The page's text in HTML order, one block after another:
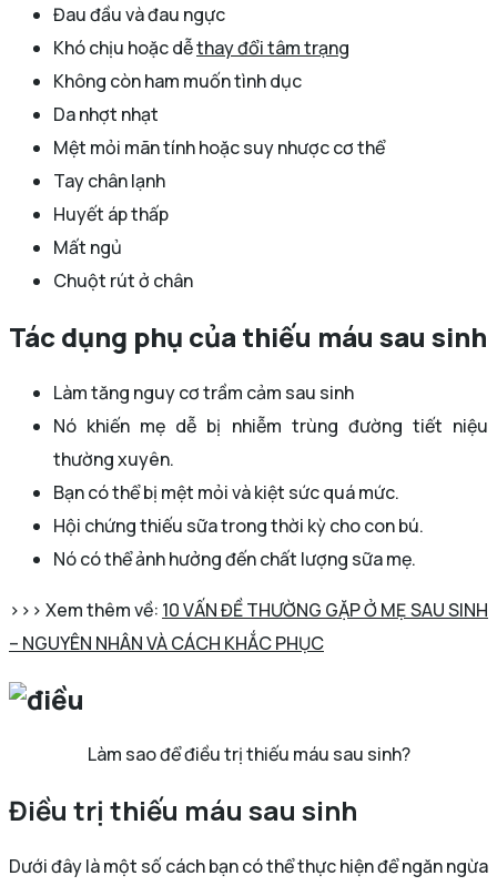
Đau đầu và đau ngực
Khó chịu hoặc dễthay đổi tâm trạng
Không còn ham muốn tình dục
Da nhợt nhạt
Mệt mỏi mãn tính hoặc suy nhược cơ thể
Tay chân lạnh
Huyết áp thấp
Mất ngủ
Chuột rút ở chân
Tác dụng phụ của thiếu máu sau sinh
Làm tăng nguy cơ trầm cảm sau sinh
Nó khiến mẹ dễ bị nhiễm trùng đường tiết niệu
thường xuyên.
Bạn có thể bị mệt mỏi và kiệt sức quá mức.
Hội chứng thiếu sữa trong thời kỳ cho con bú.
Nó có thể ảnh hưởng đến chất lượng sữa mẹ.
>>> Xem thêm về: 10 VẤN ĐỀ THƯỜNG GẶP Ở MẸ SAU SINH
– NGUYÊN NHÂN VÀ CÁCH KHẮC PHỤC
Làm sao để điều trị thiếu máu sau sinh?
Điều trị thiếu máu sau sinh
Dưới đây là một số cách bạn có thể thực hiện để ngăn ngừa